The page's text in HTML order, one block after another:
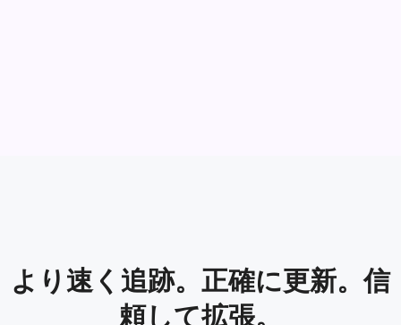
より速く追跡。正確に更新。信
頼して拡張。